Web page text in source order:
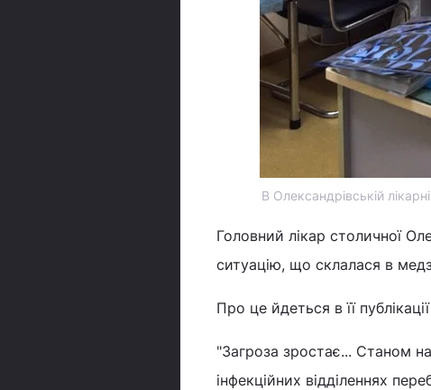
В Олександрівській
Головний лікар столичної
ситуацію, що склалася в
Про це йдеться в її
"Загроза зростає... Станом на
інфекційних відділеннях